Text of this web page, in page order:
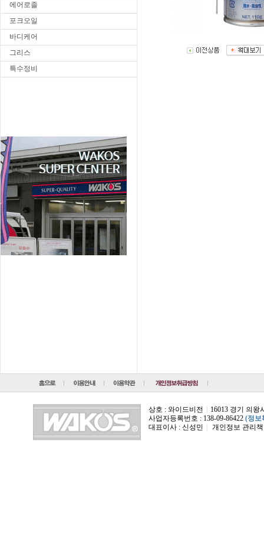
에어로졸
포크오일
바디케어
그리스
특수정비
상호 : 와이드비전
16013 경기 의왕
사업자등록번호 : 138-09-86422 (정보
대표이사 : 신성민
개인정보 관리